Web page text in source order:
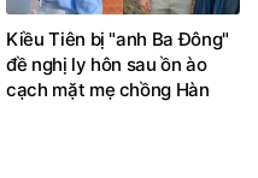
Kiều Tiên bị "anh Ba Đông"
đề nghị ly hôn sau ồn ào
cạch mặt mẹ chồng Hàn